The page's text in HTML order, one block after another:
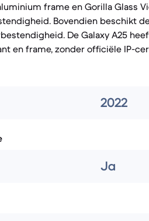
frame en Gorilla Glass
Bovendien beschikt de
De Galaxy A25
en frame, zonder officiële IP-
2022
Ja